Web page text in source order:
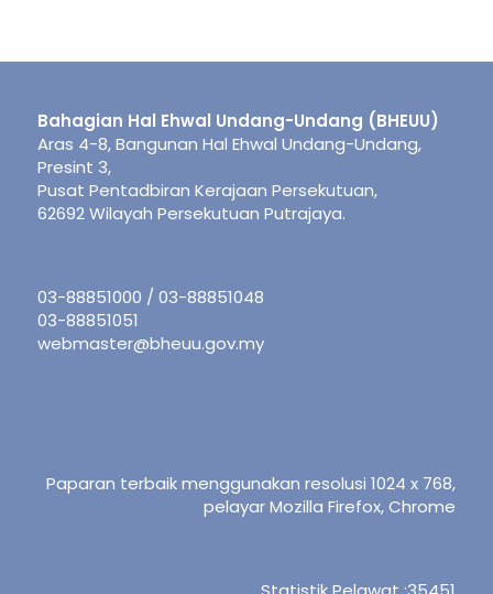
Bahagian Hal Ehwal Undang-Undang (BHEUU)
Aras 4-8, Bangunan Hal Ehwal Undang-Undang,
Presint 3,
Pusat Pentadbiran Kerajaan Persekutuan,
62692 Wilayah Persekutuan Putrajaya.
03-88851000 / 03-88851048
03-88851051
webmaster@bheuu.gov.my
Paparan terbaik menggunakan resolusi 1024 x 768,
pelayar Mozilla Firefox, Chrome